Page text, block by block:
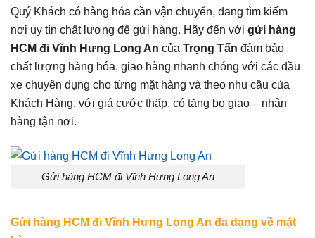
Quý Khách có hàng hóa cần vận chuyển, đang tìm kiếm
nơi uy tín chất lượng để gửi hàng. Hãy đến với gửi hàng
HCM đi Vĩnh Hưng Long An của Trọng Tấn đảm bảo
chất lượng hàng hóa, giao hàng nhanh chóng với các đầu
xe chuyên dụng cho từng mặt hàng và theo nhu cầu của
Khách Hàng, với giá cước thấp, có tăng bo giao – nhận
hàng tận nơi.
Gửi hàng HCM đi Vĩnh Hưng Long An
Gửi hàng HCM đi Vĩnh Hưng Long An đa dạng về mặt